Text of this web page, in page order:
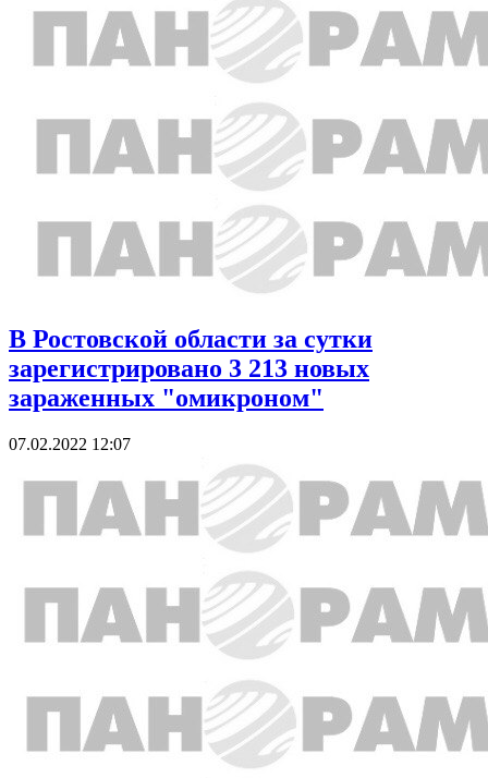
В Ростовской области за сутки
зарегистрировано 3 213 новых
зараженных "омикроном"
07.02.2022 12:07